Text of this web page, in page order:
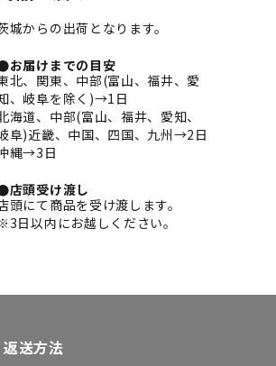
城からの出荷となります。
お届けまでの目安
北、関東、中部(富山、福井、愛
、岐阜を除く)→1日
海道、中部(富山、福井、愛知、
阜)近畿、中国、四国、九州→2日
縄→3日
店頭受け渡し
頭にて商品を受け渡します。
日以内にお越しください。
返送方法